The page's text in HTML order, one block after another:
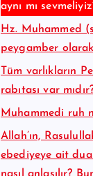
aynı mı
Hz. Muhammed
peygamber
Tüm varlıkların
rabıtası var
Muhammedi ruh
Allah’ın,
ebediyeye ait